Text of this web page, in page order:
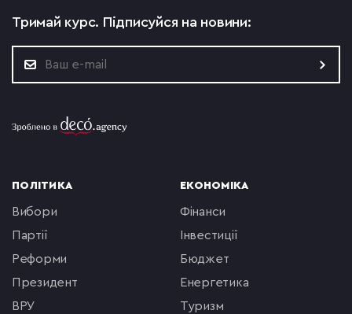
Тримай курс. Підписуйся на новини:
ПОЛІТИКА
вибори
партії
реформи
президент
ВРУ
ЕКОНОМІКА
фінанси
інвестиції
бюджет
енергетика
туризм